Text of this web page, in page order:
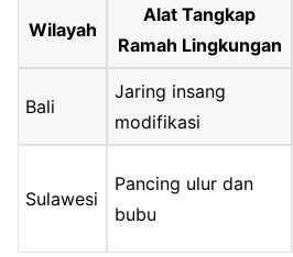
Wilayah
Alat Tangkap
Ramah Lingkungan
Bali
Jaring insang
modifikasi
Sulawesi
Pancing ulur dan
bubu